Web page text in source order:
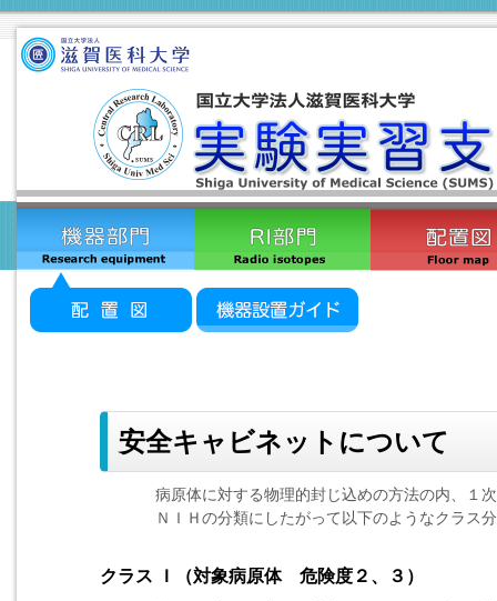
安全キャビネットについて
病原体に対する物理的封じ込めの方法の内、１
ＮＩＨの分類にしたがって以下のようなクラス
クラス Ｉ（対象病原体 危険度２、３）